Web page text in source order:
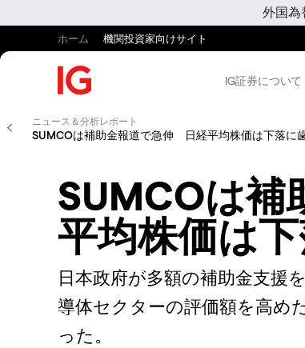
外国為
ホーム 機関投資家向けサイト
IG証券について
ニュース＆分析レポート
SUMCOは補助金報道で急伸 日経平均株価は下落に
SUMCOは
平均株価は
日本政府が多額の補助金支援
導体セクターの評価額を高め
った。